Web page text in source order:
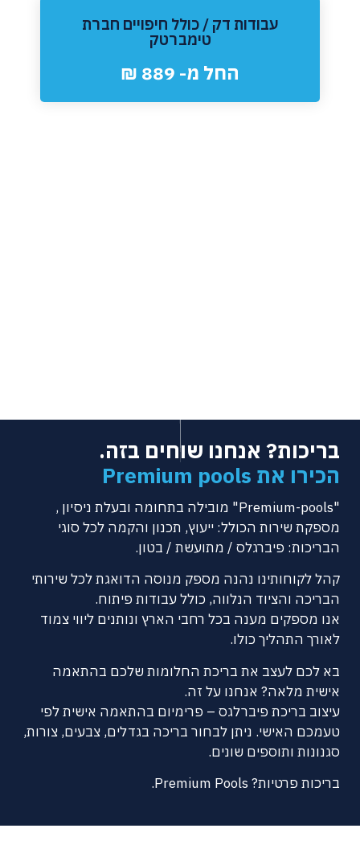
עבודות דק / כולל חיפויים חברת
טימברטק
החל מ- 889 ₪
בריכות? אנחנו שוחים בזה.
הכירו את Premium pools
"Premium-pools" מובילה בתחומה ובעלת ניסיון ,
מספקת שירות הכולל: ייעוץ, תכנון והקמה לכל סוגי
הבריכות: פיברגלס / מתועשת / בטון.
קהל לקוחותינו נהנה מספק מנוסה הדואגת לכל שירותי
הבריכה והציוד הנלווה, כולל עבודות פיתוח.
אנו מספקים מענה בכל רחבי הארץ ונותנים ליווי צמוד
לאורך התהליך כולו.
בא לכם לעצב את בריכת החלומות שלכם בהתאמה
אישית מלאה? אנחנו על זה.
עיצוב בריכת פיברלגס – פרימיום בהתאמה אישית לפי
טעמכם האישי. ניתן לבחור בריכה בגדלים, צבעים, צורות,
סגנונות ותוספים שונים.
בריכות פרטיות? Premium Pools.